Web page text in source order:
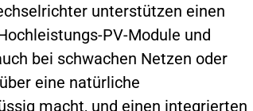
unterstützen einen
PV-Module und
bei schwachen Netzen oder
eine natürliche
macht, und einen integrierten